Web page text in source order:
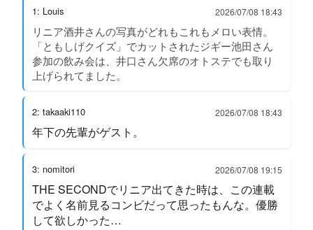
1: Louis 2026/07/08 18:43
リニア酒井さんの写真がどれもこれもメロい表情。
「ともしげクイズ」でカットされたジギー池田さん
参加の飲み会は、井口さん欠席のオトステでも取り
上げられてました。
2: takaaki110 2026/07/08 18:43
年下の先輩がゲスト。
3: nomitori 2026/07/08 19:15
THE SECONDでリニア出てきた時は、この連載
でよく名前見るコンビだって思ったもんな。優勝
して欲しかった…